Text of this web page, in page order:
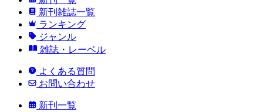
新刊雑誌一覧
ランキング
ジャンル
雑誌・レーベル
よくある質問
お問い合わせ
新刊一覧